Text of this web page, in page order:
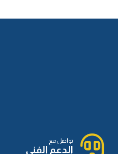
تواصل مع
الدعم الفني